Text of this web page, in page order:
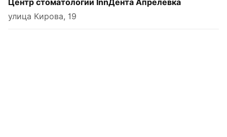
Центр стоматологии InnДента Апрелевка
улица Кирова, 19